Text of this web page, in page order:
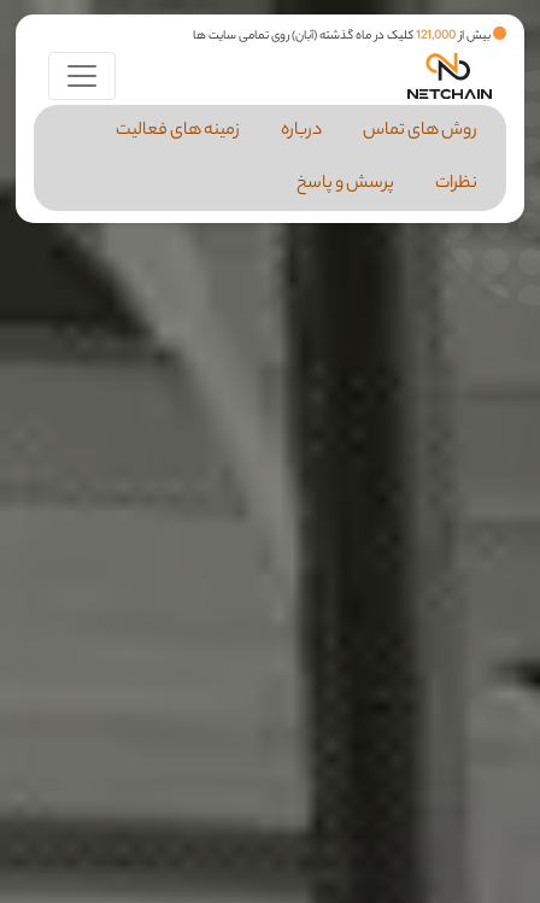
بیش از121,000کلیک در ماه گذشته (آبان) روی تمامی سایت ها
روش های تماس درباره
زمینه های فعالیت
نظرات
پرسش و پاسخ